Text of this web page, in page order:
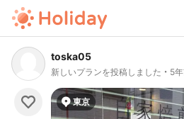
toska05
新しいプランを投稿しました 5
東京